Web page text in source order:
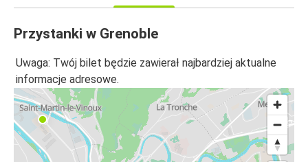
Przystanki w Grenoble
Uwaga: Twój bilet będzie zawierał najbardziej aktualne
informacje adresowe.